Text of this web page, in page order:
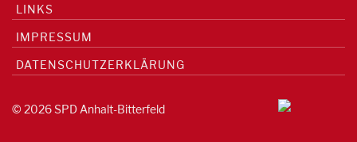
LINKS
IMPRESSUM
DATENSCHUTZERKLÄRUNG
© 2026 SPD Anhalt-Bitterfeld